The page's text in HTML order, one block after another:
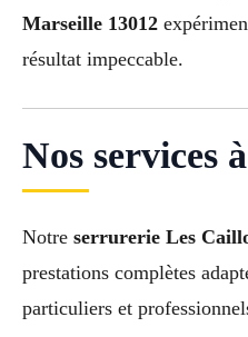
Marseille 13012
résultat impeccable.
Nos services
Notre serrurerie Les
prestations complètes
particuliers et